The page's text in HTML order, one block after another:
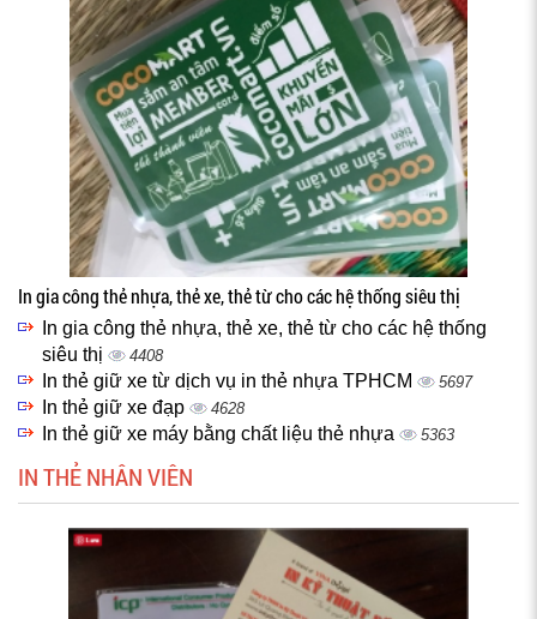
In gia công thẻ nhựa, thẻ xe, thẻ từ cho các hệ thống siêu thị
In gia công thẻ nhựa, thẻ xe, thẻ từ cho các hệ thống
siêu thị
4408
In thẻ giữ xe từ dịch vụ in thẻ nhựa TPHCM 5697
In thẻ giữ xe đạp 4628
In thẻ giữ xe máy bằng chất liệu thẻ nhựa 5363
IN THẺ NHÂN VIÊN